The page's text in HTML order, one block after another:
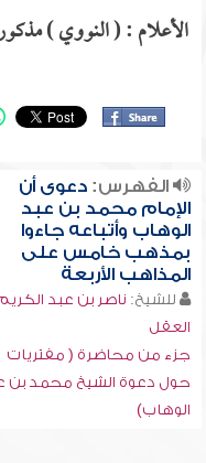
الأعلام : ( النووي ) مذكور
الفهرس:دعوى أن
الإمام محمد بن عبد
الوهاب وأتباعه جاءوا
بمذهب خامس على
المذاهب الأربعة
للشيخ: ناصر بن عبد
العقل
جزء من محاضرة ( مفتريات
حول دعوة الشيخ محمد بن
الوهاب)